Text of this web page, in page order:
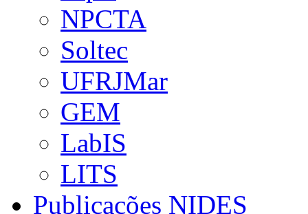
NPCTA
Soltec
UFRJMar
GEM
LabIS
LITS
Publicações NIDES